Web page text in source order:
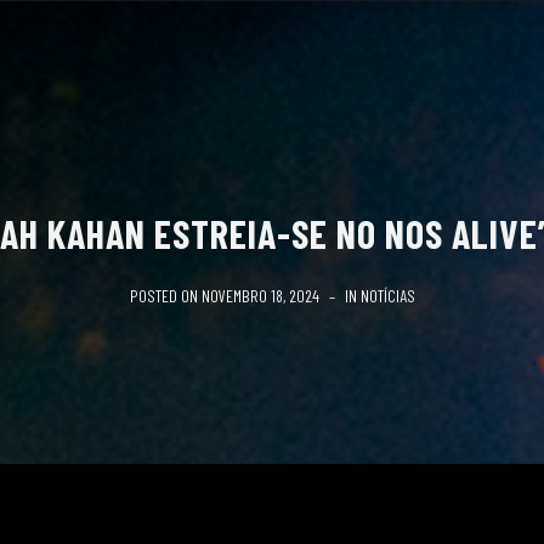
KAHAN ESTREIA-SE NO NOS
POSTED ON NOVEMBRO 18, 2024 IN NOTÍCIAS